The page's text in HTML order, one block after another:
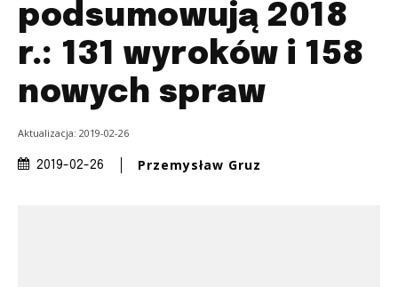
podsumowują 2018
r.: 131 wyroków i 158
nowych spraw
Aktualizacja: 2019-02-26
2019-02-26 Przemysław Gruz